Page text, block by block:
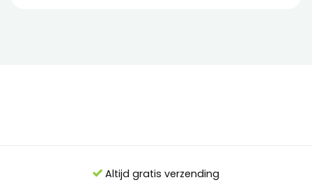
Altijd gratis verzending